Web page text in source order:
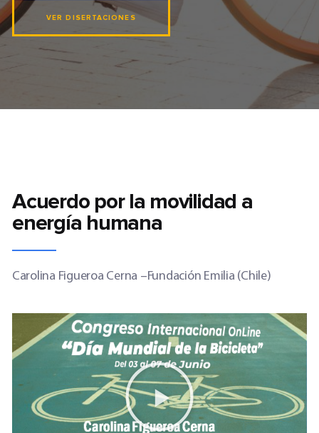
VER DISERTACIONES
Acuerdo por la movilidad a
energía humana
Carolina Figueroa Cerna –Fundación Emilia (Chile)